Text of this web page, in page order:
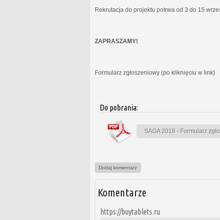
Rekrutacja do projektu potrwa od 3 do 15
ZAPRASZAMY!
Formularz zgłoszeniowy (po kliknięciu w link)
Do pobrania:
SAGA 2018 - Formularz
Dodaj komentarz
Komentarze
https://buytablets.ru